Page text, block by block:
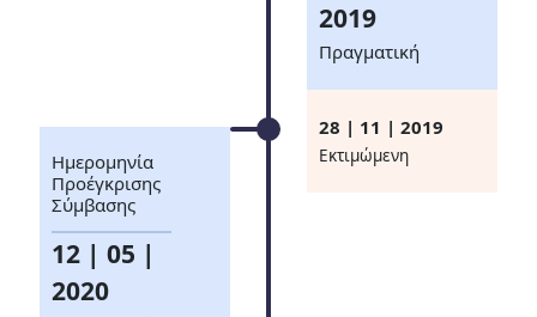
2019
Πραγματική
28 | 11 | 2019
Eκτιμώμενη
Ημερομηνία
Προέγκρισης
Σύμβασης
12 | 05 |
2020